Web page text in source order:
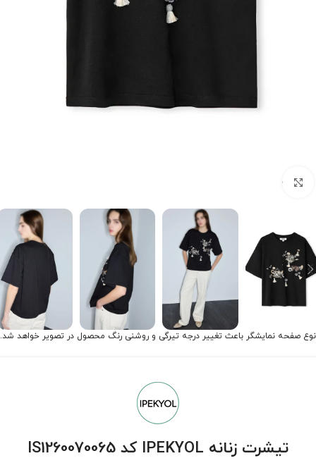
برای بزرگنمایی کلیک کنید
نوع صفحه نمایشگر باعث تغییر درجه تیرگی و روشنی رنگ محصول در تصویر خواهد شد.
تیشرت زنانه IPEKYOL کد IS1260070065